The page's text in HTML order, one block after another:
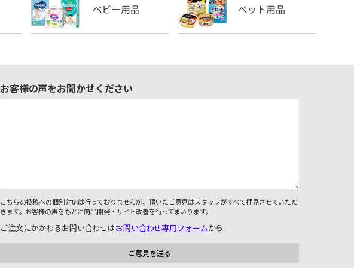
お客様の声をお聞かせください
こちらの投稿への個別対応は行っておりませんが、頂いたご意見はスタッフがすべて拝見させていただ
きます。お客様の声をもとに商品開発・サイト改善を行ってまいります。
ご注文にかかわるお問い合わせはお問い合わせ専用フォームから